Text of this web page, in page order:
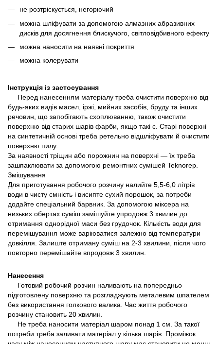
не розтріскується, негорючий
можна шліфувати за допомогою алмазних абразивних
дисків для досягнення блискучого, світловідбивного ефекту
можна наносити на наявні покриття
можна колерувати
Інструкція із застосування
Перед нанесенням матеріалу треба очистити поверхню від
будь-яких видів масел, іржі, мийних засобів, бруду та інших
речовин, що запобігають схоплюванню, також очистити
поверхню від старих шарів фарби, якщо такі є. Старі поверхні
на синтетичній основі треба ретельно відшліфувати й очистити
поверхню пилу.
За наявності тріщин або порожнин на поверхні — їх треба
зашпаклювати за допомогою ремонтних сумішей Teknorep.
Змішування
Для приготування робочого розчину налийте 5,5-6,0 літрів
води в чисту ємність і висипте сухий порошок, за потреби
додайте спеціальний барвник. За допомогою міксера на
низьких обертах суміш замішуйте упродовж 3 хвилин до
отримання однорідної маси без грудочок. Кількість води для
перемішування може варіюватися залежно від температури
довкілля. Залиште отриману суміш на 2-3 хвилини, після чого
повторно перемішайте впродовж 3 хвилин.
Нанесення
Готовий робочий розчин наливають на попередньо
підготовлену поверхню та розгладжують металевим шпателем
без використання голкового валика. Час життя робочого
розчину становить 20 хвилин.
Не треба наносити матеріал шаром понад 1 см. За такої
потреби треба заливати матеріал у кілька шарів. Проміжок